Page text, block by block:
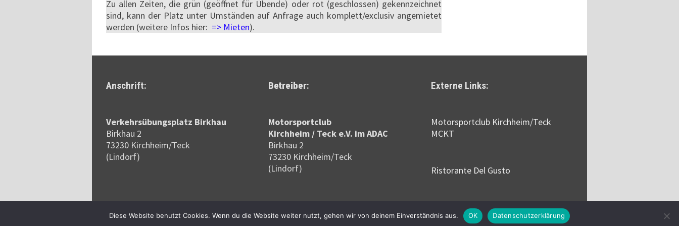
Zu allen Zeiten, die grün (geöffnet für Übende) oder rot (geschlossen) gekennzeichnet
sind, kann der Platz unter Umständen auf Anfrage auch komplett/exclusiv angemietet
werden (weitere Infos hier: => Mieten).
Anschrift:
Verkehrsübungsplatz Birkhau
Birkhau 2
73230 Kirchheim/Teck
(Lindorf)
Betreiber:
Motor­sportclub
Kirchheim / Teck e.V. im ADAC
Birkhau 2
73230 Kirchheim/Teck
(Lindorf)
Externe Links:
Motorsportclub Kirchheim/Teck
MCKT
Ristorante Del Gusto
Copyright © 2026Verkehrsübungsplatz Birkhau. Mit Stolz präsentiert vonWordPressundBam.
Diese Website benutzt Cookies. Wenn du die Website weiter nutzt, gehen wir von deinem Einverständnis aus. OK Datenschutzerklärung